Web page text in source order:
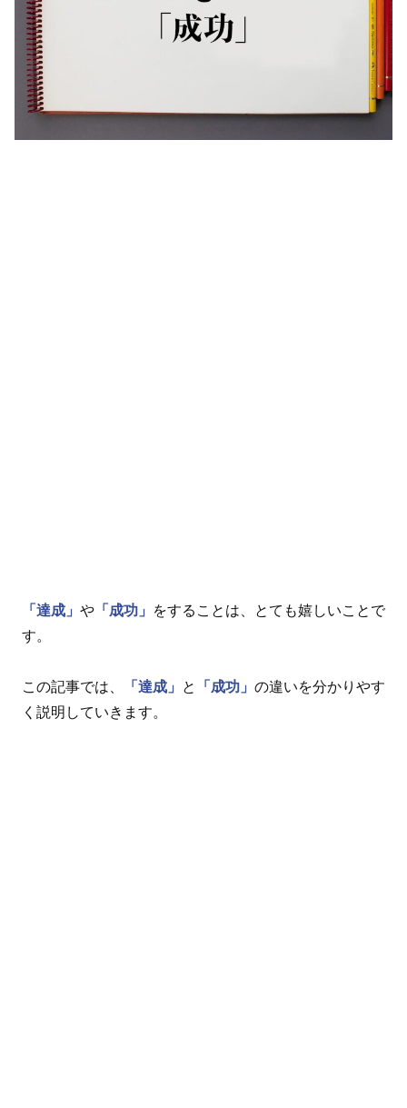
「達成」 や 「成功」
をすることは、とても嬉しいことで
す。
この記事では、 「達成」 と 「成功」 の違いを分かりやす
く説明していきます。